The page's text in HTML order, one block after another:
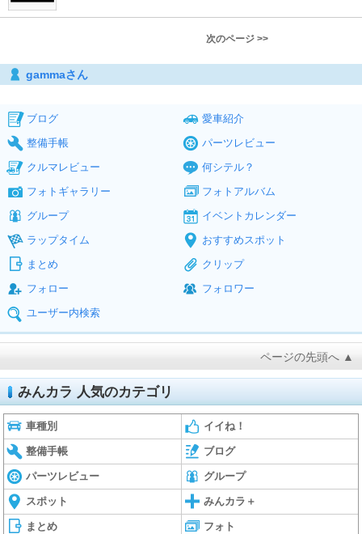
次のページ >>
gammaさん
ブログ
愛車紹介
整備手帳
パーツレビュー
クルマレビュー
何シテル？
フォトギャラリー
フォトアルバム
グループ
イベントカレンダー
ラップタイム
おすすめスポット
まとめ
クリップ
フォロー
フォロワー
ユーザー内検索
ページの先頭へ ▲
みんカラ 人気のカテゴリ
車種別 イイね！
整備手帳 ブログ
パーツレビュー グループ
スポット みんカラ＋
まとめ フォト